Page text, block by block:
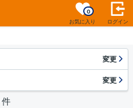
お気に入り
0
ログイン
変更
変更
件